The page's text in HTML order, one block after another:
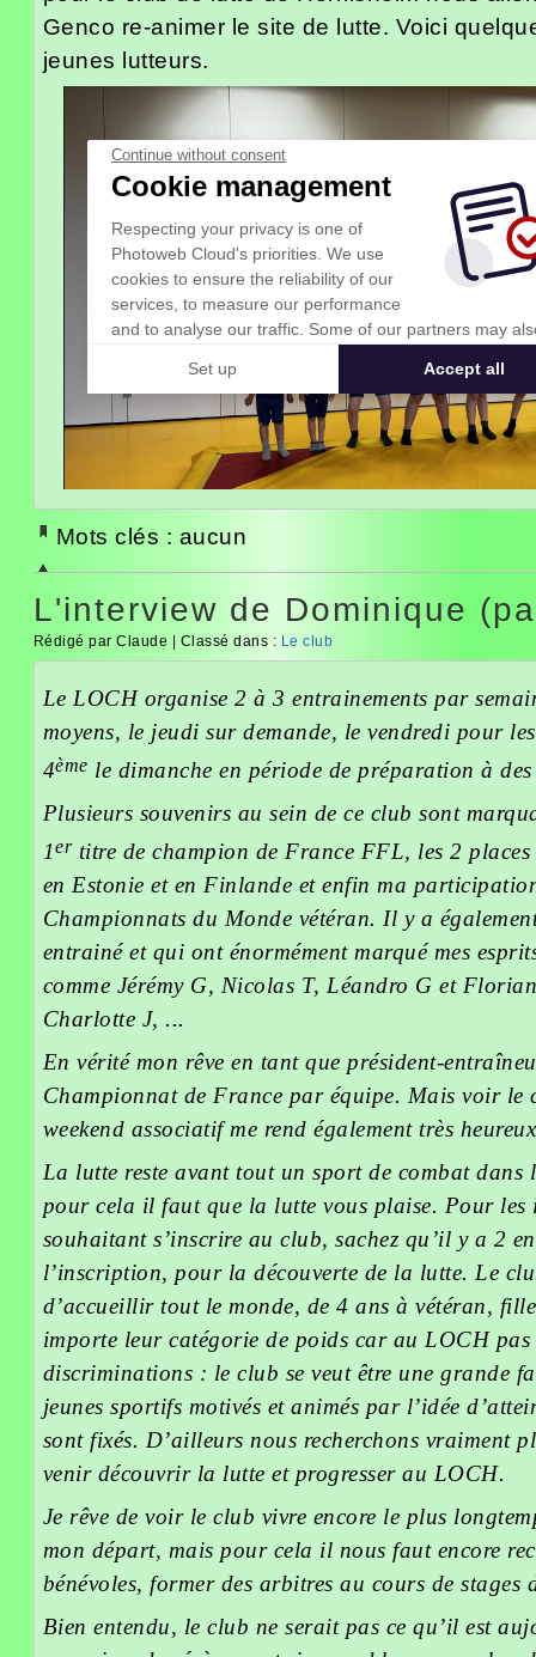
Genco re-animer le site de lutte. Voici
jeunes lutteurs.
Mots clés : aucun
L'interview de Dominique
Rédigé par Claude | Classé dans : Le club
Le LOCH organise 2 à 3 entrainements par
moyens, le jeudi sur demande, le vendredi pour
4ème le dimanche en période de préparation à
Plusieurs souvenirs au sein de ce club sont
1ertitre de champion de France FFL, les 2
en Estonie et en Finlande et enfin ma
Championnats du Monde vétéran. Il y a
entrainé et qui ont énormément marqué mes
comme Jérémy G, Nicolas T, Léandro G et
Charlotte J, ...
En vérité mon rêve en tant que président-
Championnat de France par équipe. Mais voir le
weekend associatif me rend également très
La lutte reste avant tout un sport de combat dans
pour cela il faut que la lutte vous plaise. Pour les
souhaitant s’inscrire au club, sachez qu’il y a 2
l’inscription, pour la découverte de la lutte. Le
d’accueillir tout le monde, de 4 ans à vétéran,
importe leur catégorie de poids car au LOCH pas
discriminations : le club se veut être une grande
jeunes sportifs motivés et animés par l’idée
sont fixés. D’ailleurs nous recherchons vraiment
venir découvrir la lutte et progresser au LOCH.
Je rêve de voir le club vivre encore le plus
mon départ, mais pour cela il nous faut encore
bénévoles, former des arbitres au cours de stages
Bien entendu, le club ne serait pas ce qu’il est